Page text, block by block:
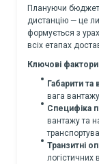
Плануючи
дистанцію — це
формується з
всіх етапах
Ключові
Габарити та
вага
Специфіка
вантажу та
Транзитні